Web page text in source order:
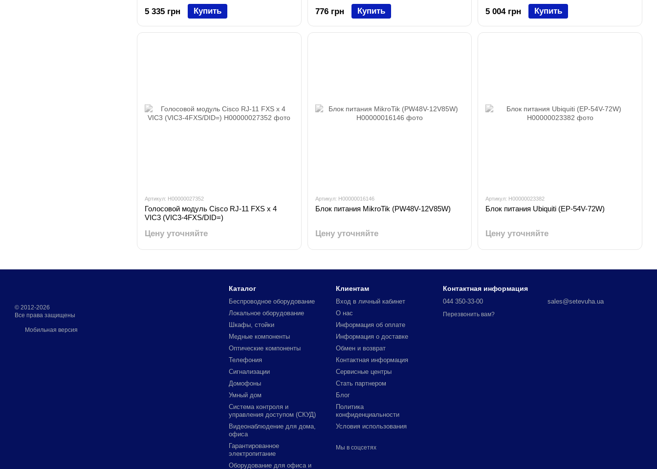
5 335 грн Купить 776 грн Купить 5 004 грн Купить
Артикул: H00000027352
Голосовой модуль Cisco RJ-11 FXS х 4
VIC3 (VIC3-4FXS/DID=)
Цену уточняйте
Артикул: H00000016146
Блок питания MikroTik (PW48V-12V85W)
Цену уточняйте
Артикул: H00000023382
Блок питания Ubiquiti (EP-54V-72W)
Цену уточняйте
© 2012-2026
Все права защищены
Мобильная версия
Каталог
Беспроводное оборудование
Локальное оборудование
Шкафы, стойки
Медные компоненты
Оптические компоненты
Телефония
Сигнализации
Домофоны
Умный дом
Система контроля и
управления доступом (СКУД)
Видеонаблюдение для дома,
офиса
Гарантированное
электропитание
Оборудование для офиса и
Клиентам
Вход в личный кабинет
О нас
Информация об оплате
Информация о доставке
Обмен и возврат
Контактная информация
Сервисные центры
Стать партнером
Блог
Политика
конфиденциальности
Условия использования
Мы в соцсетях
Контактная информация
044 350-33-00
Перезвонить вам?
sales@setevuha.ua